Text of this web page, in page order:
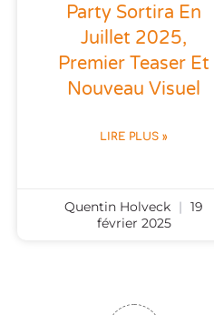
Party Sortira En
Juillet 2025,
Premier Teaser Et
Nouveau Visuel
LIRE PLUS »
Quentin Holveck
19
février 2025